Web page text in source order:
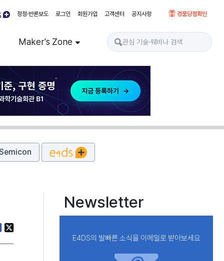
정정·반론보도 로그인 회원가입 고객센터 공지사항 경품당첨확인
Maker's Zone
Newsletter
E4DS의 발빠른 소식을 이메일로 받아보세요